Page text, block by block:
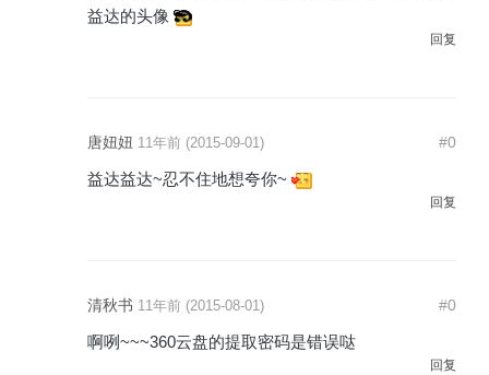
益达的头像
回复
唐妞妞 11年前 (2015-09-01) #0
益达益达~忍不住地想夸你~
回复
清秋书 11年前 (2015-08-01) #0
啊咧~~~360云盘的提取密码是错误哒
回复